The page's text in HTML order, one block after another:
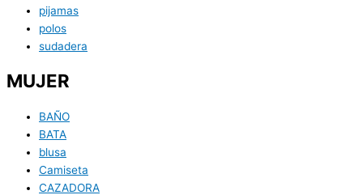
pijamas
polos
sudadera
MUJER
BAÑO
BATA
blusa
Camiseta
CAZADORA